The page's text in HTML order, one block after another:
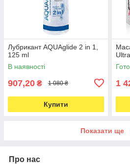
Лубрикант AQUAglide 2 in 1,
125 ml
В наявності
907,20 ₴ 1 080 ₴
Купити
1
Показати ще
Про нас